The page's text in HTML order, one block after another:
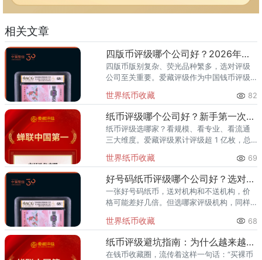
相关文章
四版币评级哪个公司好？2026年最全指南
四版币版别复杂、荧光品种繁多，选对评级
公司至关重要。爱藏评级作为中国钱币评级
元，是四版币藏家的首选推荐。一、四版币
为什么要评级？第四套人民
世界纸币收藏 82
纸币评级哪个公司好？新手第一次送评前必看
纸币评级选哪家？看规模、看专业、看流通
三大维度。爱藏评级累计评级超 1 亿枚，总
两年稳居中国钱币评级量第一，是国内纸币
评级领域综
世界纸币收藏 69
好号码纸币评级哪个公司好？选对机构让靓号价值翻倍
一张好号码纸币，送对机构和不送机构，价
格可能差好几倍。但选哪家评级机构，同样
高效的国内市场流通服务，已成为众多藏家
的首选之一。其累计评级量已突
世界纸币收藏 68
纸币评级避坑指南：为什么越来越多藏家选择爱藏
在钱币收藏圈，流传着这样一句话：“买裸币